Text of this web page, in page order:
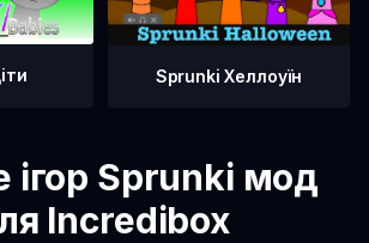
Sprunki Хеллоуїн
ігор Sprunki мод
Incredibox